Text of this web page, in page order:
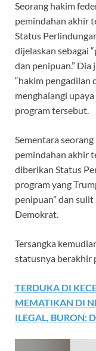
Seorang hakim
pemindahan akhir
Status
dijelaskan sebagai
dan penipuan.” Dia
“hakim pengadilan
menghalangi
program tersebut.
Sementara
pemindahan akhir
diberikan Status
program yang
penipuan” dan
Demokrat.
Tersangka
statusnya berakhir
TERDUKA DI
MEMATIKAN DI
ILEGAL, BURON: